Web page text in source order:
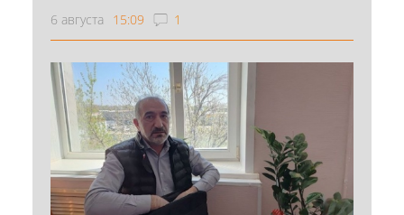
6 августа 15:09 1